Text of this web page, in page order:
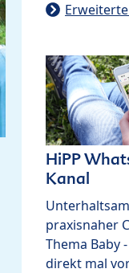
HiPP
Kanal
praxisnaher
Thema Baby
direkt mal